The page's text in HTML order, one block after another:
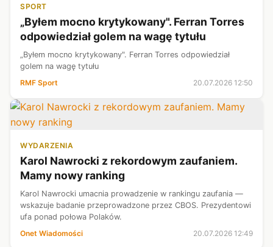
SPORT
„Byłem mocno krytykowany". Ferran Torres
odpowiedział golem na wagę tytułu
„Byłem mocno krytykowany". Ferran Torres odpowiedział
golem na wagę tytułu
RMF Sport
20.07.2026 12:50
WYDARZENIA
Karol Nawrocki z rekordowym zaufaniem.
Mamy nowy ranking
Karol Nawrocki umacnia prowadzenie w rankingu zaufania —
wskazuje badanie przeprowadzone przez CBOS. Prezydentowi
ufa ponad połowa Polaków.
Onet Wiadomości
20.07.2026 12:49